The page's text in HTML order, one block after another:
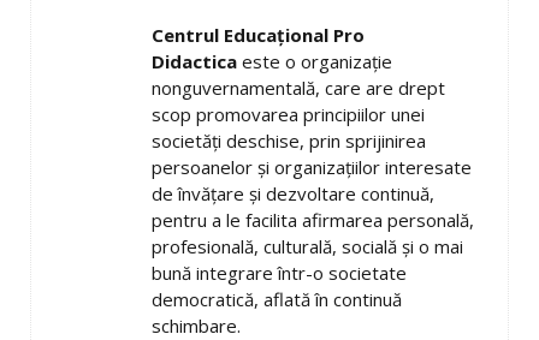
Centrul Educațional Pro
Didactica este o organizație
nonguvernamentală, care are drept
scop promovarea principiilor unei
societăți deschise, prin sprijinirea
persoanelor și organizațiilor interesate
de învățare și dezvoltare continuă,
pentru a le facilita afirmarea personală,
profesională, culturală, socială și o mai
bună integrare într-o societate
democratică, aflată în continuă
schimbare.